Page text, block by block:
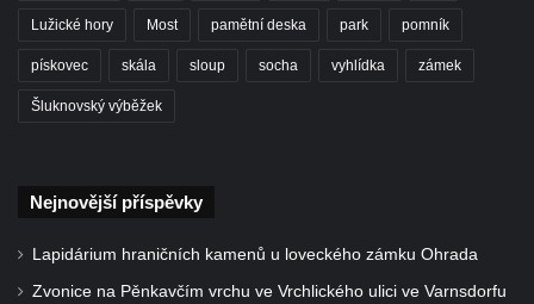
Kostel svatých Fabiána a Šebestiána v
Zákupech
Lužické hory Most pamětní deska park pomník
pískovec skála sloup socha vyhlídka zámek
Šluknovský výběžek
Nejnovější příspěvky
Lapidárium hraničních kamenů u loveckého zámku Ohrada
Zvonice na Pěnkavčím vrchu ve Vrchlického ulici ve Varnsdorfu